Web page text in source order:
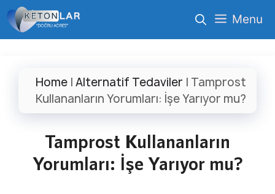
İçeriğe
atla
Menu
Home| Alternatif Tedaviler | Tamprost
Kullananların Yorumları: İşe Yarıyor mu?
Tamprost Kullananların
Yorumları: İşe Yarıyor mu?